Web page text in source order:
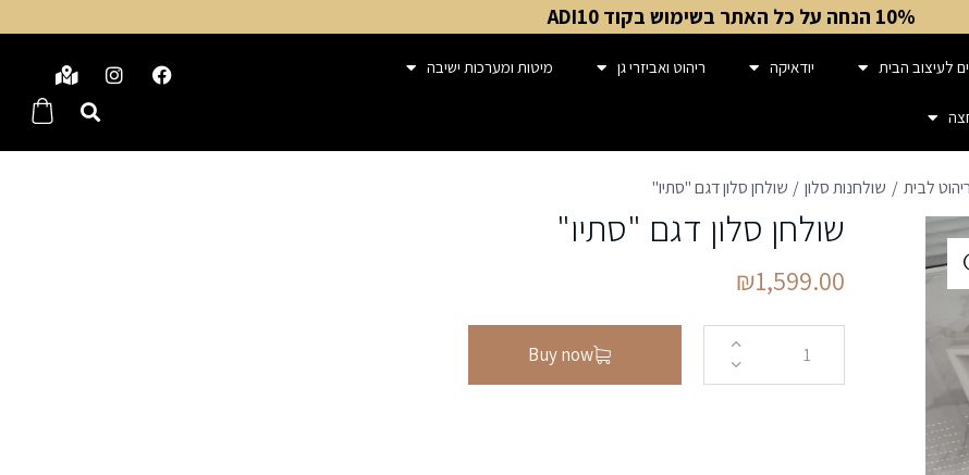
10% הנחה על כל האתר בשימוש בקוד ADI10
לעיצוב הבית יודאיקה ריהוט ואביזרי גן מיטות ומערכות ישיבה
ריהוט לבית שולחנות סלון שולחן סלון דגם "סתיו"
שולחן סלון דגם "סתיו"
₪1,599.00
Buy now